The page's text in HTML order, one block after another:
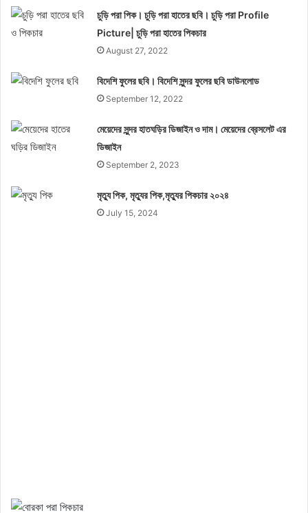
চুড়ি পরা পিক। চুড়ি পরা হাতের ছবি। চুড়ি পরা Profile
Picture| চুড়ি পরা হাতের পিকচার
August 27, 2022
বিদেশি ফুলের ছবি। বিদেশি সুন্দর ফুলের ছবি ডাউনলোড
September 12, 2022
মেয়েদের সুন্দর হাতঘড়ির ডিজাইন ও দাম। মেয়েদের ব্রেসলেট এর
ডিজাইন
September 2, 2023
মৃত্যু পিক, মৃত্যুর পিক,মৃত্যুর পিকচার ২০২৪
July 15, 2024